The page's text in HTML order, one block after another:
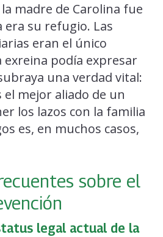
madre de Carolina fue
era su refugio. Las
eran el único
exreina podía expresar
una verdad vital:
el mejor aliado de un
los lazos con la familia
es, en muchos casos,
sobre el
legal actual de la